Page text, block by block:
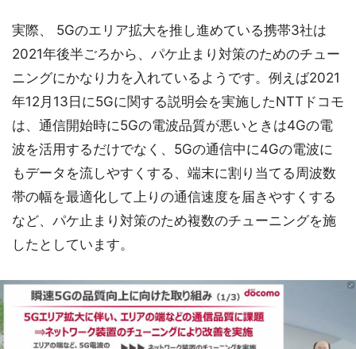
実際、 5Gのエリア拡大を推し進めている携帯3社は
2021年後半ごろから、パケ止まり対策のためのチュー
ニングにかなり力を入れているようです。例えば2021
年12月13日に5Gに関する説明会を実施したNTTドコモ
は、通信開始時に5Gの電波品質が悪いときは4Gの電
波を活用するだけでなく、5Gの通信中に4Gの電波に
もデータを流しやすくする、端末に割り当てる周波数
帯の幅を最適化して上りの通信速度を届きやすくする
など、パケ止まり対策のため複数のチューニングを施
したとしています。